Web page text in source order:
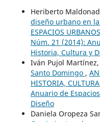
Heriberto
diseño urbano en
ESPACIOS
Núm. 21 (2014):
Historia, Cultura y
Iván Pujol Martínez,
Santo Domingo ,
HISTORIA,
Anuario de
Diseño
Daniela Oropeza